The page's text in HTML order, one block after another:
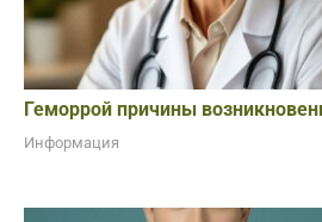
Геморрой причины
Информация